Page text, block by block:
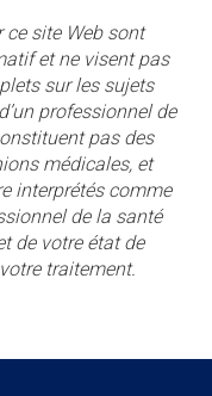
ce site Web sont
et ne visent pas
sur les sujets
professionnel de
pas des
médicales, et
interprétés comme
de la santé
de votre état de
traitement.